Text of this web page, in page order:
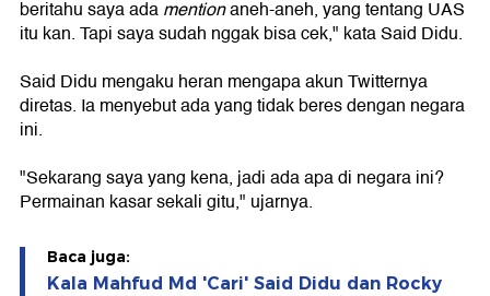
beritahu saya adamentionaneh-aneh, yang tentang UAS
itu kan. Tapi saya sudah nggak bisa cek," kata Said Didu.
Said Didu mengaku heran mengapa akun Twitternya
diretas. Ia menyebut ada yang tidak beres dengan negara
ini.
"Sekarang saya yang kena, jadi ada apa di negara ini?
Permainan kasar sekali gitu," ujarnya.
Baca juga:
Kala Mahfud Md 'Cari' Said Didu dan Rocky